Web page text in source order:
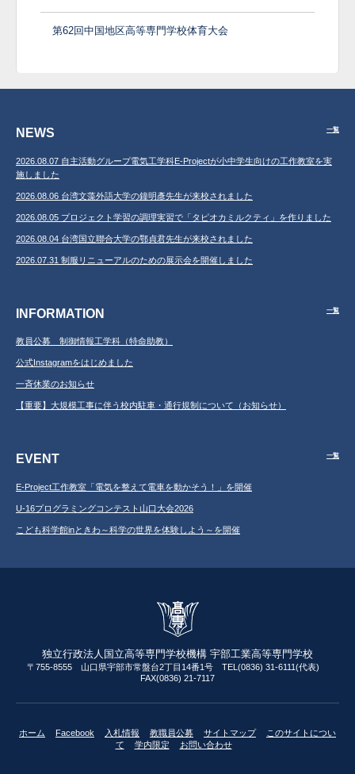
第62回中国地区高等専門学校体育大会
NEWS 一覧
2026.08.07 自主活動グループ電気工学科E-Projectが小中学生向けの工作教室を実
施しました
2026.08.06 台湾文藻外語大学の鐘明彥先生が来校されました
2026.08.05 プロジェクト学習の調理実習で「タピオカミルクティ」を作りました
2026.08.04 台湾国立聯合大学の鄂貞君先生が来校されました
2026.07.31 制服リニューアルのための展示会を開催しました
INFORMATION 一覧
教員公募 制御情報工学科（特命助教）
公式Instagramをはじめました
一斉休業のお知らせ
【重要】大規模工事に伴う校内駐車・通行規制について（お知らせ）
EVENT 一覧
E-Project工作教室「電気を整えて電車を動かそう！」を開催
U-16プログラミングコンテスト山口大会2026
こども科学館inときわ～科学の世界を体験しよう～を開催
独立行政法人国立高等専門学校機構 宇部工業高等専門学校
〒755-8555 山口県宇部市常盤台2丁目14番1号 TEL(0836) 31-6111(代表)
FAX(0836) 21-7117
ホーム Facebook 入札情報 教職員公募 サイトマップ
このサイトについ
て
学内限定 お問い合わせ